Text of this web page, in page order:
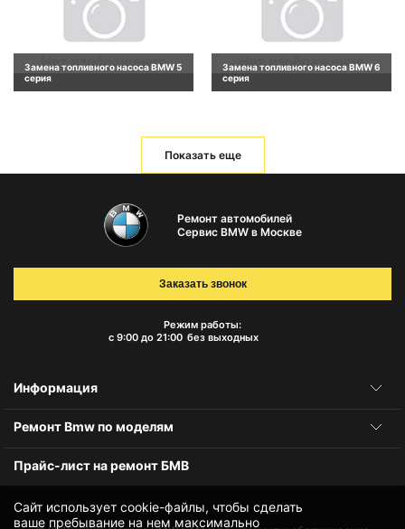
Замена топливного насоса BMW 5
серия
Замена топливного насоса BMW 6
серия
Показать еще
Сайт использует cookie-файлы, чтобы сделать
ваше пребывание на нем максимально
Ремонт автомобилей
Сервис BMW в Москве
Режим работы:
с 9:00 до 21:00 без выходных
Заказать звонок
Информация
Ремонт Bmw по моделям
Прайс-лист на ремонт БМВ